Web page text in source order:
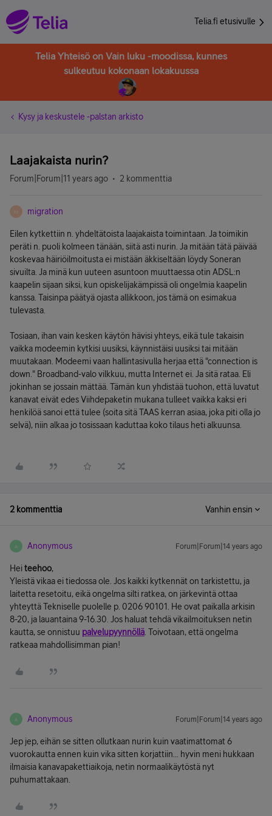
Telia.fi etusivulle
Telia Yhteisö on Vain luku -moodissa, kunnes
sulkeutuu kokonaan lokakuussa
Kysy ja keskustele -palstan arkisto
Laajakaista nurin?
Forum|Forum|11 years ago 2 kommenttia
M migration
Eilen kytkettiin n. yhdeltätoista laajakaista toimintaan. Ja toimikin
peräti n. puoli kolmeen tänään, siitä asti nurin. Ja mitään tätä päivää
koskevaa häiriöilmoitusta ei mistään äkkiseltään löydy Soneran
sivuilta. Ja minä kun uuteen asuntoon muuttaessa otin ADSL:n
kaapelin sijaan siksi, kun opiskelijakämpissä oli ongelmia kaapelin
kanssa. Taisinpa päätyä ojasta allikkoon, jos tämä on esimakua
tulevasta.
Tosiaan, ihan vain kesken käytön hävisi yhteys, eikä tule takaisin
vaikka modeemin kytkisi uusiksi, käynnistäisi uusiksi tai mitään
muutakaan. Modeemi vaan hallintasivulla herjaa että "connection is
down." Broadband-valo vilkkuu, mutta Internet ei. Ja sitä rataa. Eli
jokinhan se jossain mättää. Tämän kun yhdistää tuohon, että luvatut
kanavat eivät edes Viihdepaketin mukana tulleet vaikka kaksi eri
henkilöä sanoi että tulee (soita sitä TAAS kerran asiaa, joka piti olla jo
selvä), niin alkaa jo tosissaan kaduttaa koko tilaus heti alkuunsa.
2 kommenttia Vanhin ensin
A Anonymous Forum|Forum|14 years ago
Heiteehoo,
Yleistä vikaa ei tiedossa ole. Jos kaikki kytkennät on tarkistettu, ja
laitetta resetoitu, eikä ongelma silti ratkea, on järkevintä ottaa
yhteyttä Tekniselle puolelle p. 0206 90101. He ovat paikalla arkisin
8-20, ja lauantaina 9-16.30. Jos haluat tehdä vikailmoituksen netin
kautta, se onnistuu palvelupyynnöllä . Toivotaan, että ongelma
ratkeaa mahdollisimman pian!
A Anonymous Forum|Forum|14 years ago
Jep jep, eihän se sitten ollutkaan nurin kuin vaatimattomat 6
vuorokautta ennen kuin vika sitten korjattiin... hyvin meni hukkaan
ilmaisia kanavapakettiaikoja, netin normaalikäytöstä nyt
puhumattakaan.